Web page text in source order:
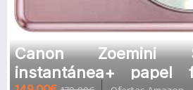
Canon Zoemini
instantánea+ papel